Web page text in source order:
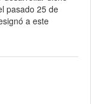
pasado 25 de
a este